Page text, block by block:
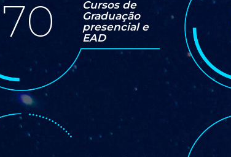
70
Cursos de
Graduação
presencial e
EAD